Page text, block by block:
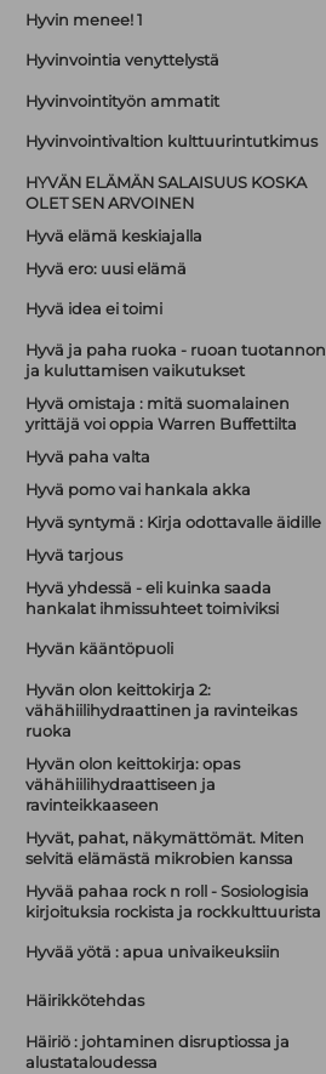
Hyvin menee! 1
Hyvinvointia venyttelystä
Hyvinvointityön ammatit
Hyvinvointivaltion kulttuurintutkimus
HYVÄN ELÄMÄN SALAISUUS KOSKA
OLET SEN ARVOINEN
Hyvä elämä keskiajalla
Hyvä ero: uusi elämä
Hyvä idea ei toimi
Hyvä ja paha ruoka - ruoan tuotannon
ja kuluttamisen vaikutukset
Hyvä omistaja : mitä suomalainen
yrittäjä voi oppia Warren Buffettilta
Hyvä paha valta
Hyvä pomo vai hankala akka
Hyvä syntymä : Kirja odottavalle äidille
Hyvä tarjous
Hyvä yhdessä - eli kuinka saada
hankalat ihmissuhteet toimiviksi
Hyvän kääntöpuoli
Hyvän olon keittokirja 2:
vähähiilihydraattinen ja ravinteikas
ruoka
Hyvän olon keittokirja: opas
vähähiilihydraattiseen ja
ravinteikkaaseen
Hyvät, pahat, näkymättömät. Miten
selvitä elämästä mikrobien kanssa
Hyvää pahaa rock n roll - Sosiologisia
kirjoituksia rockista ja rockkulttuurista
Hyvää yötä : apua univaikeuksiin
Häirikkötehdas
Häiriö : johtaminen disruptiossa ja
alustataloudessa